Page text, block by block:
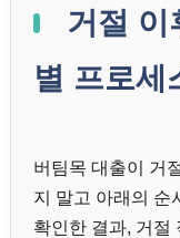
거절 이
별 프로세
버팀목 대출이 거
지 말고 아래의 순
확인한 결과, 거절